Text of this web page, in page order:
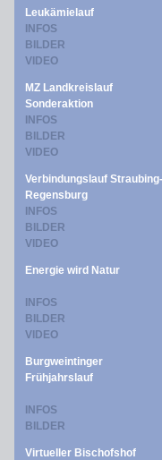
Leukämielauf
INFOS
BILDER
VIDEO
MZ Landkreislauf
Sonderaktion
INFOS
BILDER
VIDEO
Verbindungslauf Straubing-
Regensburg
INFOS
BILDER
VIDEO
Energie wird Natur
INFOS
BILDER
VIDEO
Burgweintinger
Frühjahrslauf
INFOS
BILDER
Virtueller Bischofshof